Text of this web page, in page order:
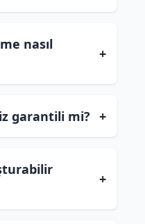
nasıl
+
garantili mi? +
+